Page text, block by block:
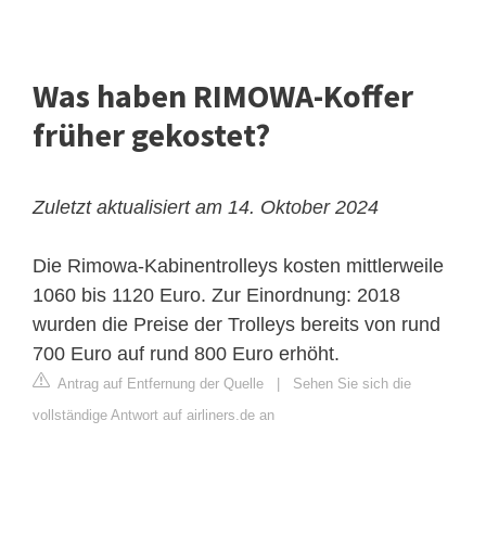
Was haben RIMOWA-Koffer
früher gekostet?
Zuletzt aktualisiert am 14. Oktober 2024
Die Rimowa-Kabinentrolleys kosten mittlerweile
1060 bis 1120 Euro. Zur Einordnung: 2018
wurden die Preise der Trolleys bereits von rund
700 Euro auf rund 800 Euro erhöht.
Antrag auf Entfernung der Quelle
Sehen Sie sich die
vollständige Antwort auf airliners.de an